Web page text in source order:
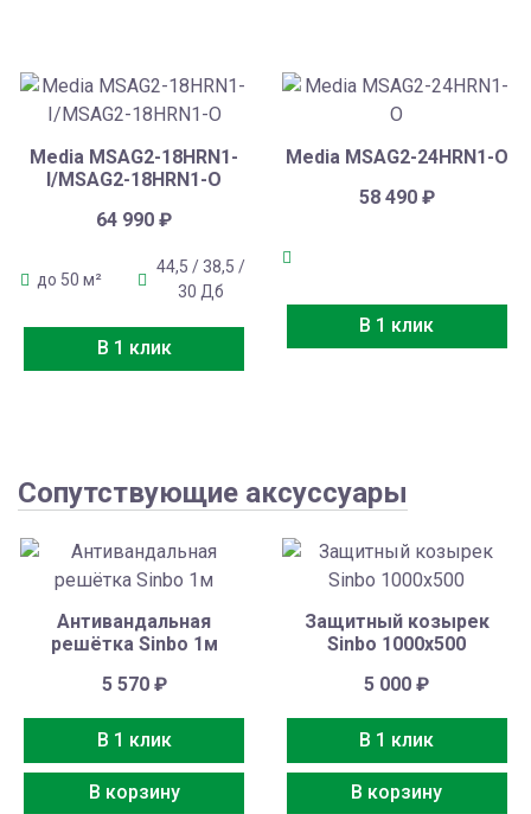
Media MSAG2-18HRN1-
I/MSAG2-18HRN1-O
64 990₽
до 50 м²
44,5 / 38,5 /
30 Дб
В 1 клик
Media MSAG2-24HRN1-O
58 490 ₽
В 1 клик
Сопутствующие аксуссуары
Антивандальная
решётка Sinbo 1м
5 570 ₽
В 1 клик
В корзину
Защитный козырек
Sinbo 1000х500
5 000₽
В 1 клик
В корзину